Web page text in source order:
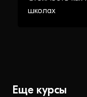
школах
Еще курсы